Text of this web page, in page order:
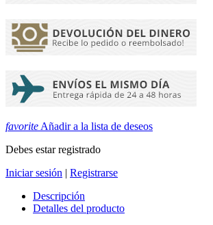
favorite Añadir a la lista de deseos
Debes estar registrado
Iniciar sesión | Registrarse
Descripción
Detalles del producto